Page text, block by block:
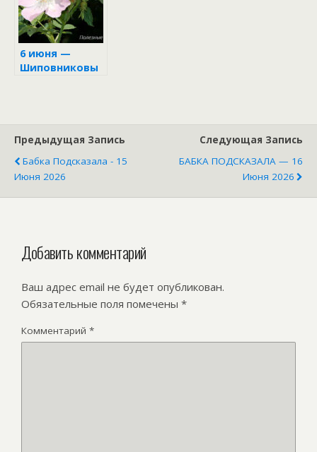
6 июня —
Шиповниковы
Предыдущая Запись
Бабка Подсказала - 15
Июня 2026
Следующая Запись
БАБКА ПОДСКАЗАЛА — 16
Июня 2026
Добавить комментарий
Ваш адрес email не будет опубликован.
Обязательные поля помечены *
Комментарий *